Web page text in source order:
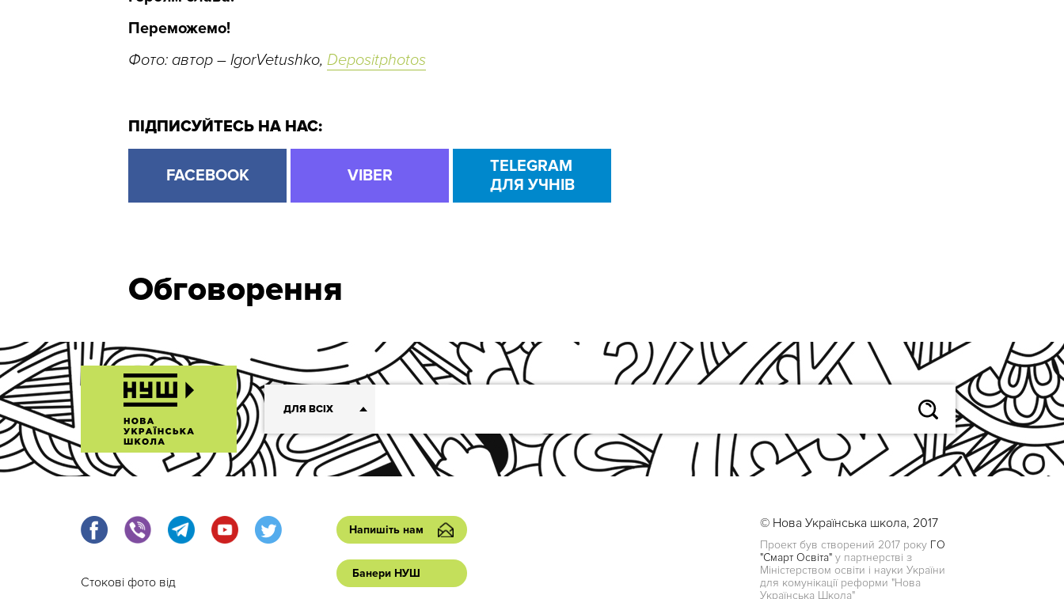
Переможемо!
Фото: автор – IgorVetushko, Depositphotos
ПІДПИСУЙТЕСЬ НА НАС:
FACEBOOK VIBER
TELEGRAM
ДЛЯ УЧНІВ
Обговорення
ДЛЯ ВСІХ
Стокові фото від
Напишіть нам
Банери НУШ
© Нова Українська школа, 2017
Проект був створений 2017 року ГО
"Смарт Освіта" у партнерстві з
Міністерством освіти і науки України
для комунікації реформи "Нова
Українська Школа"